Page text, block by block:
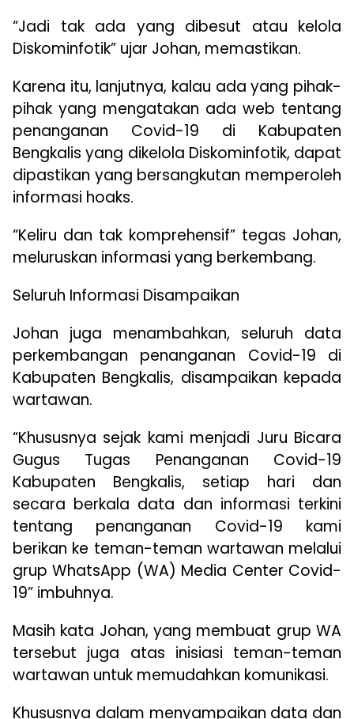
“Jadi tak ada yang dibesut atau kelola
Diskominfotik” ujar Johan, memastikan.
Karena itu, lanjutnya, kalau ada yang pihak-
pihak yang mengatakan ada web tentang
penanganan Covid-19 di Kabupaten
Bengkalis yang dikelola Diskominfotik, dapat
dipastikan yang bersangkutan memperoleh
informasi hoaks.
“Keliru dan tak komprehensif” tegas Johan,
meluruskan informasi yang berkembang.
Seluruh Informasi Disampaikan
Johan juga menambahkan, seluruh data
perkembangan penanganan Covid-19 di
Kabupaten Bengkalis, disampaikan kepada
wartawan.
“Khususnya sejak kami menjadi Juru Bicara
Gugus Tugas Penanganan Covid-19
Kabupaten Bengkalis, setiap hari dan
secara berkala data dan informasi terkini
tentang penanganan Covid-19 kami
berikan ke teman-teman wartawan melalui
grup WhatsApp (WA) Media Center Covid-
19” imbuhnya.
Masih kata Johan, yang membuat grup WA
tersebut juga atas inisiasi teman-teman
wartawan untuk memudahkan komunikasi.
Khususnya dalam menyampaikan data dan